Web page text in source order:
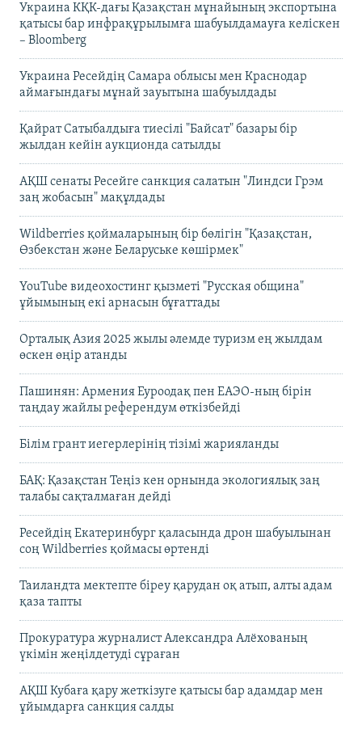
Украина КҚК-дағы Қазақстан мұнайының экспортына
қатысы бар инфрақұрылымға шабуылдамауға келіскен
– Bloomberg
Украина Ресейдің Самара облысы мен Краснодар
аймағындағы мұнай зауытына шабуылдады
Қайрат Сатыбалдыға тиесілі "Байсат" базары бір
жылдан кейін аукционда сатылды
АҚШ сенаты Ресейге санкция салатын "Линдси Грэм
заң жобасын" мақұлдады
Wildberries қоймаларының бір бөлігін "Қазақстан,
Өзбекстан және Беларуське көшірмек"
YouTube видеохостинг қызметі "Русская община"
ұйымының екі арнасын бұғаттады
Орталық Азия 2025 жылы әлемде туризм ең жылдам
өскен өңір атанды
Пашинян: Армения Еуроодақ пен ЕАЭО-ның бірін
таңдау жайлы референдум өткізбейді
Білім грант иегерлерінің тізімі жарияланды
БАҚ: Қазақстан Теңіз кен орнында экологиялық заң
талабы сақталмаған дейді
Ресейдің Екатеринбург қаласында дрон шабуылынан
соң Wildberries қоймасы өртенді
Таиландта мектепте біреу қарудан оқ атып, алты адам
қаза тапты
Прокуратура журналист Александра Алёхованың
үкімін жеңілдетуді сұраған
АҚШ Кубаға қару жеткізуге қатысы бар адамдар мен
ұйымдарға санкция салды